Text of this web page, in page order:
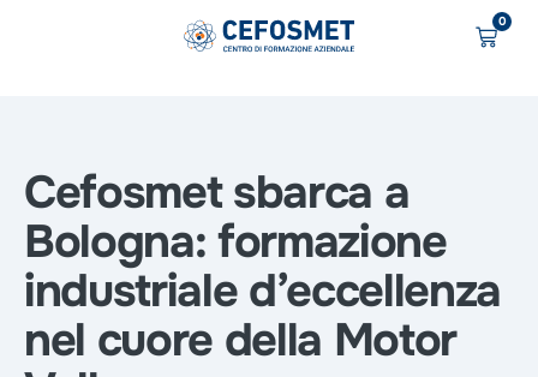
0
Cefosmet sbarca a
Bologna: formazione
industriale d’eccellenza
nel cuore della Motor